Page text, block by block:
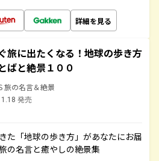
詳細を見る
旅に出たくなる！地球の歩き方
ばと絶景１００
旅の名言＆絶景
発売
た「地球の歩き方」があなたにお届
の名言と癒やしの絶景集